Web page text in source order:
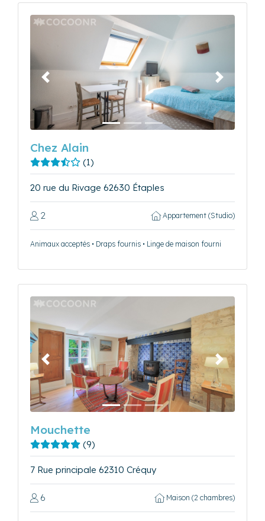
Précédent Suivant
Chez Alain
(1)
20 rue du Rivage 62630 Étaples
2 Appartement (Studio)
Animaux acceptés • Draps fournis • Linge de maison fourni
Précédent Suivant
Mouchette
(9)
7 Rue principale 62310 Créquy
6 Maison (2 chambres)